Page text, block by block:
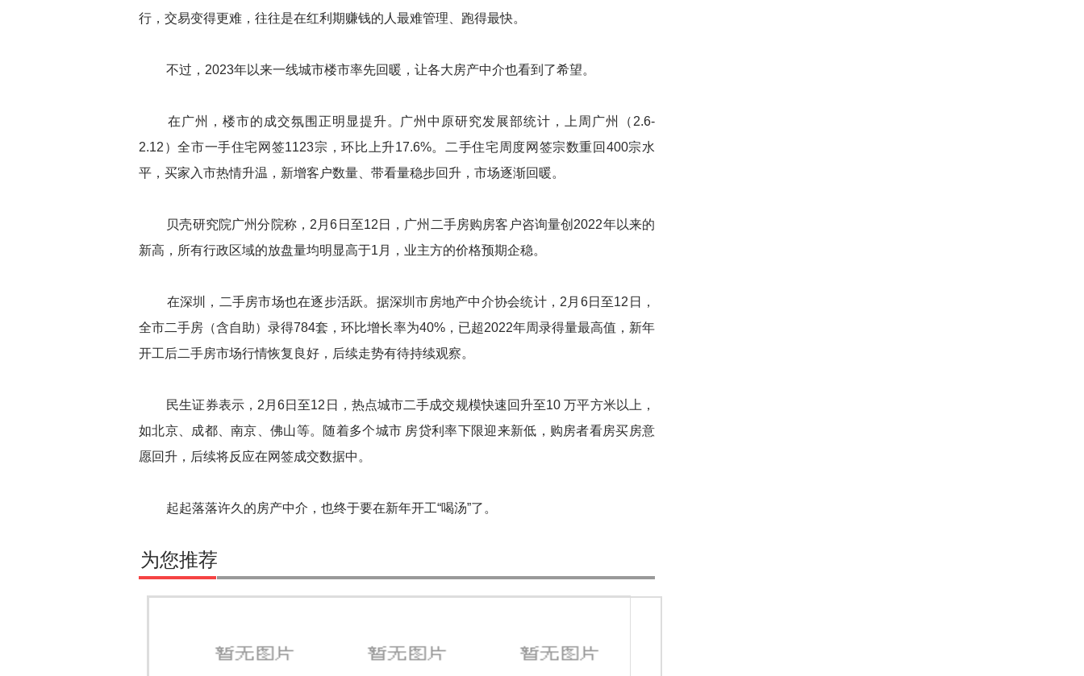
行，交易变得更难，往往是在红利期赚钱的人最难管理、跑得最快。
不过，2023年以来一线城市楼市率先回暖，让各大房产中介也看到了希望。
在广州，楼市的成交氛围正明显提升。广州中原研究发展部统计，上周广州（2.6-
2.12）全市一手住宅网签1123宗，环比上升17.6%。二手住宅周度网签宗数重回400宗水
平，买家入市热情升温，新增客户数量、带看量稳步回升，市场逐渐回暖。
贝壳研究院广州分院称，2月6日至12日，广州二手房购房客户咨询量创2022年以来的
新高，所有行政区域的放盘量均明显高于1月，业主方的价格预期企稳。
在深圳，二手房市场也在逐步活跃。据深圳市房地产中介协会统计，2月6日至12日，
全市二手房（含自助）录得784套，环比增长率为40%，已超2022年周录得量最高值，新年
开工后二手房市场行情恢复良好，后续走势有待持续观察。
民生证券表示，2月6日至12日，热点城市二手成交规模快速回升至10 万平方米以上，
如北京、成都、南京、佛山等。随着多个城市 房贷利率下限迎来新低，购房者看房买房意
愿回升，后续将反应在网签成交数据中。
起起落落许久的房产中介，也终于要在新年开工“喝汤”了。
为您推荐